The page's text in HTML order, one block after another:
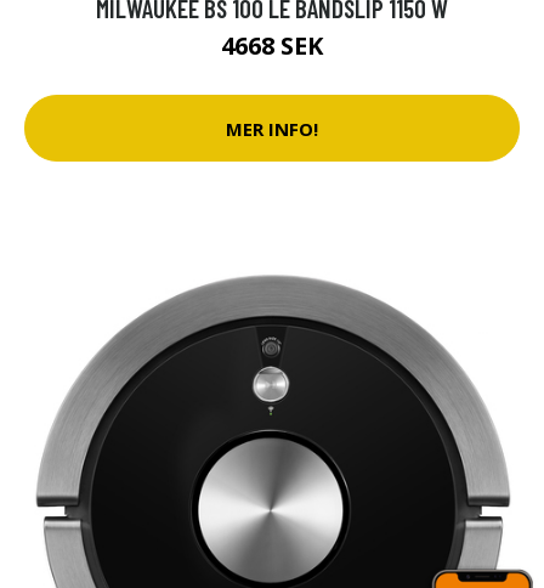
MILWAUKEE BS 100 LE BANDSLIP 1150 W
4668 SEK
MER INFO!